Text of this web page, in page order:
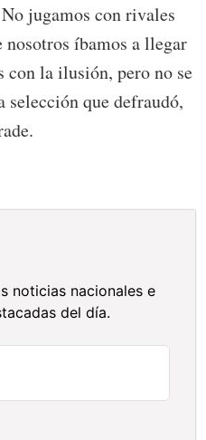
jugamos con rivales
íbamos a llegar
con la ilusión, pero no se
que defraudó,
noticias nacionales e
del día.